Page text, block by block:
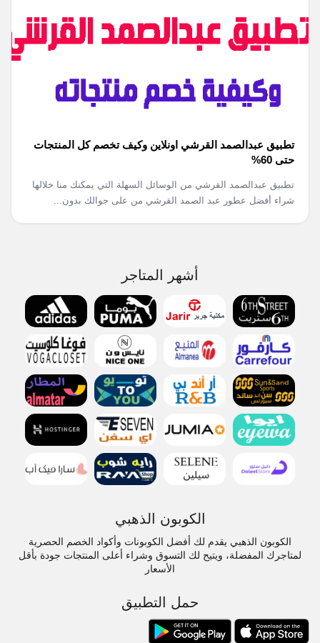
تطبيق عبدالصمد القرشي اونلاين وكيف تخصم كل المنتجات
حتى 60%
تطبيق عبدالصمد القرشي من الوسائل السهلة التي يمكنك منا خلالها
شراء أفضل عطور عبد الصمد القرشي من على جوالك بدون...
أشهر المتاجر
الكوبون الذهبي
الكوبون الذهبي يقدم لك أفضل الكوبونات وأكواد الخصم الحصرية
لمتاجرك المفضلة، ويتيح لك التسوق وشراء أعلى المنتجات جودة بأقل
الأسعار
حمل التطبيق